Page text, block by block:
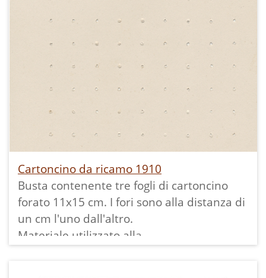
Cartoncino da ricamo 1910
Busta contenente tre fogli di cartoncino
forato 11x15 cm. I fori sono alla distanza di
un cm l'uno dall'altro.
Materiale utilizzato alla